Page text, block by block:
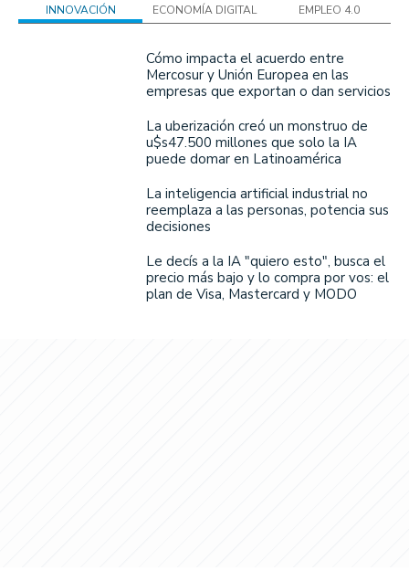
INNOVACIÓN ECONOMÍA DIGITAL EMPLEO 4.0
Cómo impacta el acuerdo entre
Mercosur y Unión Europea en las
empresas que exportan o dan servicios
La uberización creó un monstruo de
u$s47.500 millones que solo la IA
puede domar en Latinoamérica
La inteligencia artificial industrial no
reemplaza a las personas, potencia sus
decisiones
Le decís a la IA "quiero esto", busca el
precio más bajo y lo compra por vos: el
plan de Visa, Mastercard y MODO